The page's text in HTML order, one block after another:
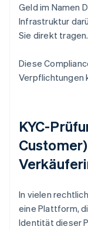
Geld im Namen
Infrastruktur
Sie direkt tragen.
Diese
Verpflichtungen
KYC-
In vielen
eine Plattform,
Identität dieser